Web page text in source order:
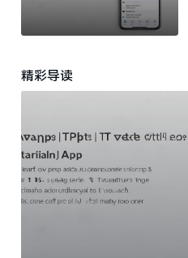
一文给你说清楚
精彩导读